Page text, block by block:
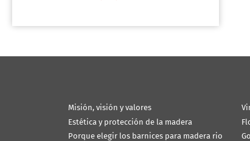
Misión, visión y valores
Estética y protección de la madera
Porque elegir los barnices para madera rio